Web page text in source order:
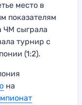
место в
показателям
ЧМ сыграла
турнир с
(1:2).
на